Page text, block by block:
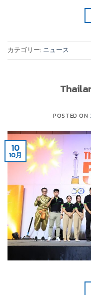
カテゴリー: ニュース
POSTED ON
10
10月